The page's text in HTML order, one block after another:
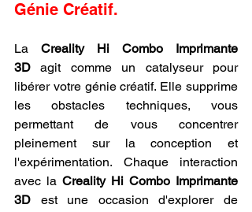
Génie Créatif.
La Creality Hi Combo Imprimante
3D agit comme un catalyseur pour
libérer votre génie créatif. Elle supprime
les obstacles techniques, vous
permettant de vous concentrer
pleinement sur la conception et
l'expérimentation. Chaque interaction
avec la Creality Hi Combo Imprimante
3D est une occasion d'explorer de